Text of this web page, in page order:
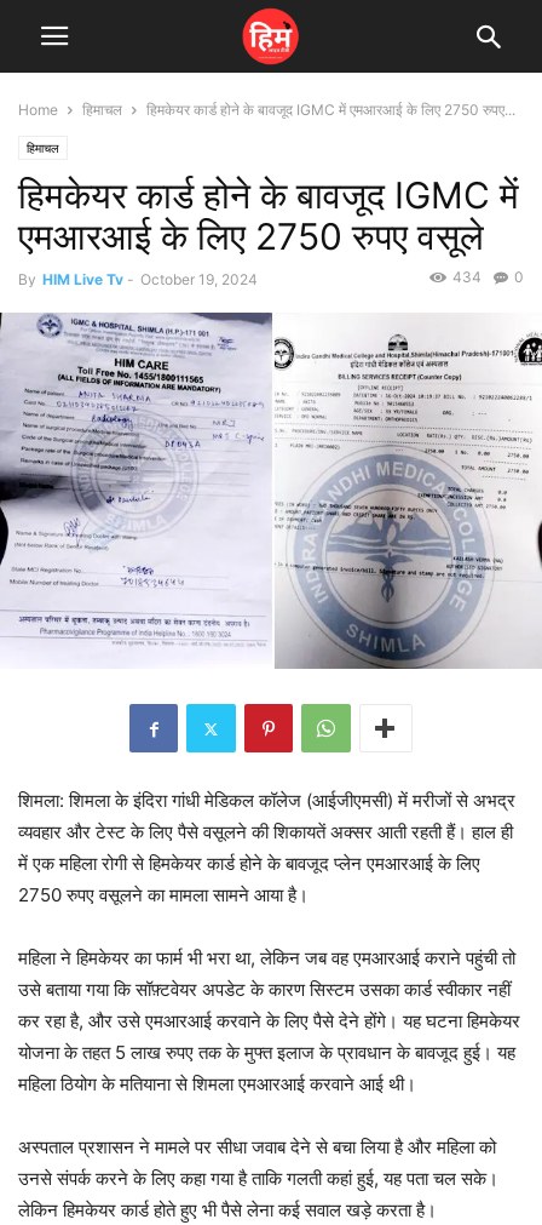
Home हिमाचल हिमकेयर कार्ड होने के बावजूद IGMC में एमआरआई के लिए 2750 रुपए...
हिमाचल
हिमकेयर कार्ड होने के बावजूद IGMC में
एमआरआई के लिए 2750 रुपए वसूले
By HIM Live Tv - October 19, 2024 0
434
शिमला: शिमला के इंदिरा गांधी मेडिकल कॉलेज (आईजीएमसी) में मरीजों से अभद्र
व्यवहार और टेस्ट के लिए पैसे वसूलने की शिकायतें अक्सर आती रहती हैं। हाल ही
में एक महिला रोगी से हिमकेयर कार्ड होने के बावजूद प्लेन एमआरआई के लिए
2750 रुपए वसूलने का मामला सामने आया है।
महिला ने हिमकेयर का फार्म भी भरा था, लेकिन जब वह एमआरआई कराने पहुंची तो
उसे बताया गया कि सॉफ़्टवेयर अपडेट के कारण सिस्टम उसका कार्ड स्वीकार नहीं
कर रहा है, और उसे एमआरआई करवाने के लिए पैसे देने होंगे। यह घटना हिमकेयर
योजना के तहत 5 लाख रुपए तक के मुफ्त इलाज के प्रावधान के बावजूद हुई। यह
महिला ठियोग के मतियाना से शिमला एमआरआई करवाने आई थी।
अस्पताल प्रशासन ने मामले पर सीधा जवाब देने से बचा लिया है और महिला को
उनसे संपर्क करने के लिए कहा गया है ताकि गलती कहां हुई, यह पता चल सके।
लेकिन हिमकेयर कार्ड होते हुए भी पैसे लेना कई सवाल खड़े करता है।